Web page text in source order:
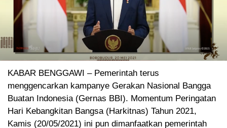
KABAR BENGGAWI – Pemerintah terus
menggencarkan kampanye Gerakan Nasional Bangga
Buatan Indonesia (Gernas BBI). Momentum Peringatan
Hari Kebangkitan Bangsa (Harkitnas) Tahun 2021,
Kamis (20/05/2021) ini pun dimanfaatkan pemerintah